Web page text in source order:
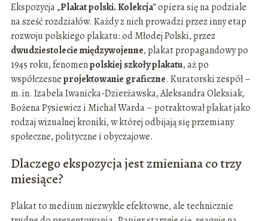
Ekspozycja „Plakat polski. Kolekcja” opiera się na podziale
na sześć rozdziałów. Każdy z nich prowadzi przez inny etap
rozwoju polskiego plakatu: od Młodej Polski, przez
dwudziestolecie międzywojenne, plakat propagandowy po
1945 roku, fenomenpolskiej szkoły plakatu, aż po
współczesneprojektowanie graficzne. Kuratorski zespół –
m.in. Izabela Iwanicka-Dzierżawska, Aleksandra Oleksiak,
Bożena Pysiewicz i Michał Warda – potraktował plakat jako
rodzaj wizualnej kroniki, w której odbijają się przemiany
społeczne, polityczne i obyczajowe.
Dlaczego ekspozycja jest zmieniana co trzy
miesiące?
Plakat to medium niezwykle efektowne, ale technicznie